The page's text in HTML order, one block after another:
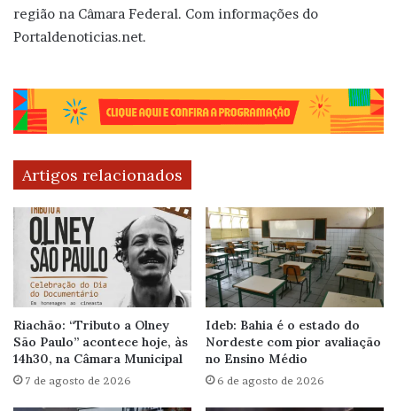
região na Câmara Federal. Com informações do
Portaldenoticias.net.
Artigos relacionados
Riachão: “Tributo a Olney
São Paulo” acontece hoje, às
14h30, na Câmara Municipal
7 de agosto de 2026
Ideb: Bahia é o estado do
Nordeste com pior avaliação
no Ensino Médio
6 de agosto de 2026